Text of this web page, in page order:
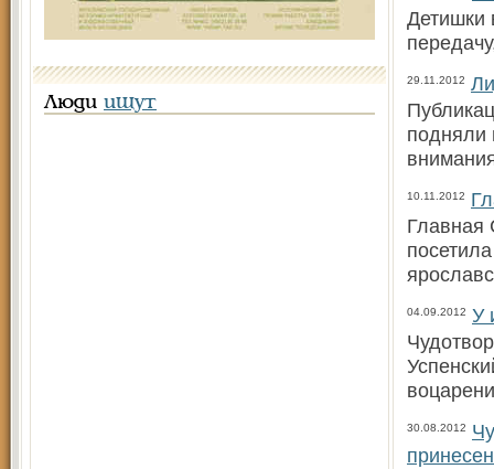
Люди ищут
Детишки
29.11.2012
подняли
10.11.2012
Главная
04.09.2012 У
30.08.2012